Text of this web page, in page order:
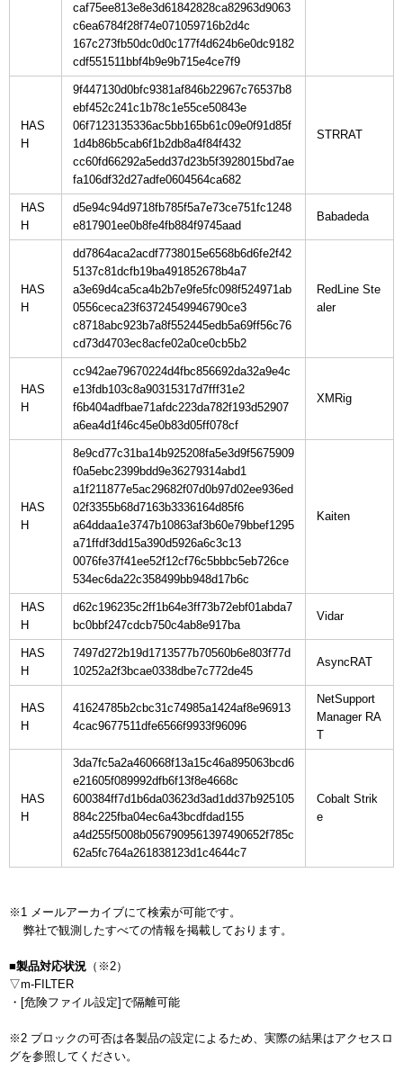
caf75ee813e8e3d61842828ca82963d9063
c6ea6784f28f74e071059716b2d4c
167c273fb50dc0d0c177f4d624b6e0dc9182
cdf551511bbf4b9e9b715e4ce7f9
HAS
H
9f447130d0bfc9381af846b22967c76537b8
ebf452c241c1b78c1e55ce50843e
06f7123135336ac5bb165b61c09e0f91d85f
1d4b86b5cab6f1b2db8a4f84f432
cc60fd66292a5edd37d23b5f3928015bd7ae
fa106df32d27adfe0604564ca682
HAS
H
d5e94c94d9718fb785f5a7e73ce751fc1248
e817901ee0b8fe4fb884f9745aad
HAS
H
dd7864aca2acdf7738015e6568b6d6fe2f42
5137c81dcfb19ba491852678b4a7
a3e69d4ca5ca4b2b7e9fe5fc098f524971ab
0556ceca23f63724549946790ce3
c8718abc923b7a8f552445edb5a69ff56c76
cd73d4703ec8acfe02a0ce0cb5b2
RedLine Ste
HAS
H
cc942ae79670224d4fbc856692da32a9e4c
e13fdb103c8a90315317d7fff31e2
f6b404adfbae71afdc223da782f193d52907
a6ea4d1f46c45e0b83d05ff078cf
HAS
H
8e9cd77c31ba14b925208fa5e3d9f5675909
f0a5ebc2399bdd9e36279314abd1
a1f211877e5ac29682f07d0b97d02ee936ed
02f3355b68d7163b3336164d85f6
a64ddaa1e3747b10863af3b60e79bbef1295
a71ffdf3dd15a390d5926a6c3c13
0076fe37f41ee52f12cf76c5bbbc5eb726ce
534ec6da22c358499bb948d17b6c
HAS
H
d62c196235c2ff1b64e3ff73b72ebf01abda7
bc0bbf247cdcb750c4ab8e917ba
HAS
H
7497d272b19d1713577b70560b6e803f77d
10252a2f3bcae0338dbe7c772de45
HAS
H
41624785b2cbc31c74985a1424af8e96913
4cac9677511dfe6566f9933f96096
NetSupport
Manager RA
HAS
H
3da7fc5a2a460668f13a15c46a895063bcd6
e21605f089992dfb6f13f8e4668c
600384ff7d1b6da03623d3ad1dd37b925105
884c225fba04ec6a43bcdfdad155
a4d255f5008b0567909561397490652f785c
62a5fc764a261838123d1c4644c7
Cobalt Strik
※1 メールアーカイブにて検索が可能です。
■製品対応状況 （※2）
▽m-FILTER
・[危険ファイル設定]で隔離可能
※2 ブロックの可否は各製品の設定によるため、実際の結果はアクセスロ